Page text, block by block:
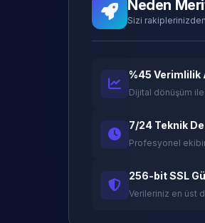
Neden
Sizi
%45 Verimlilik
Dijital dönüşüm
7/24 Teknik
Profesyonel
256-bit SSL
Verileriniz en üst